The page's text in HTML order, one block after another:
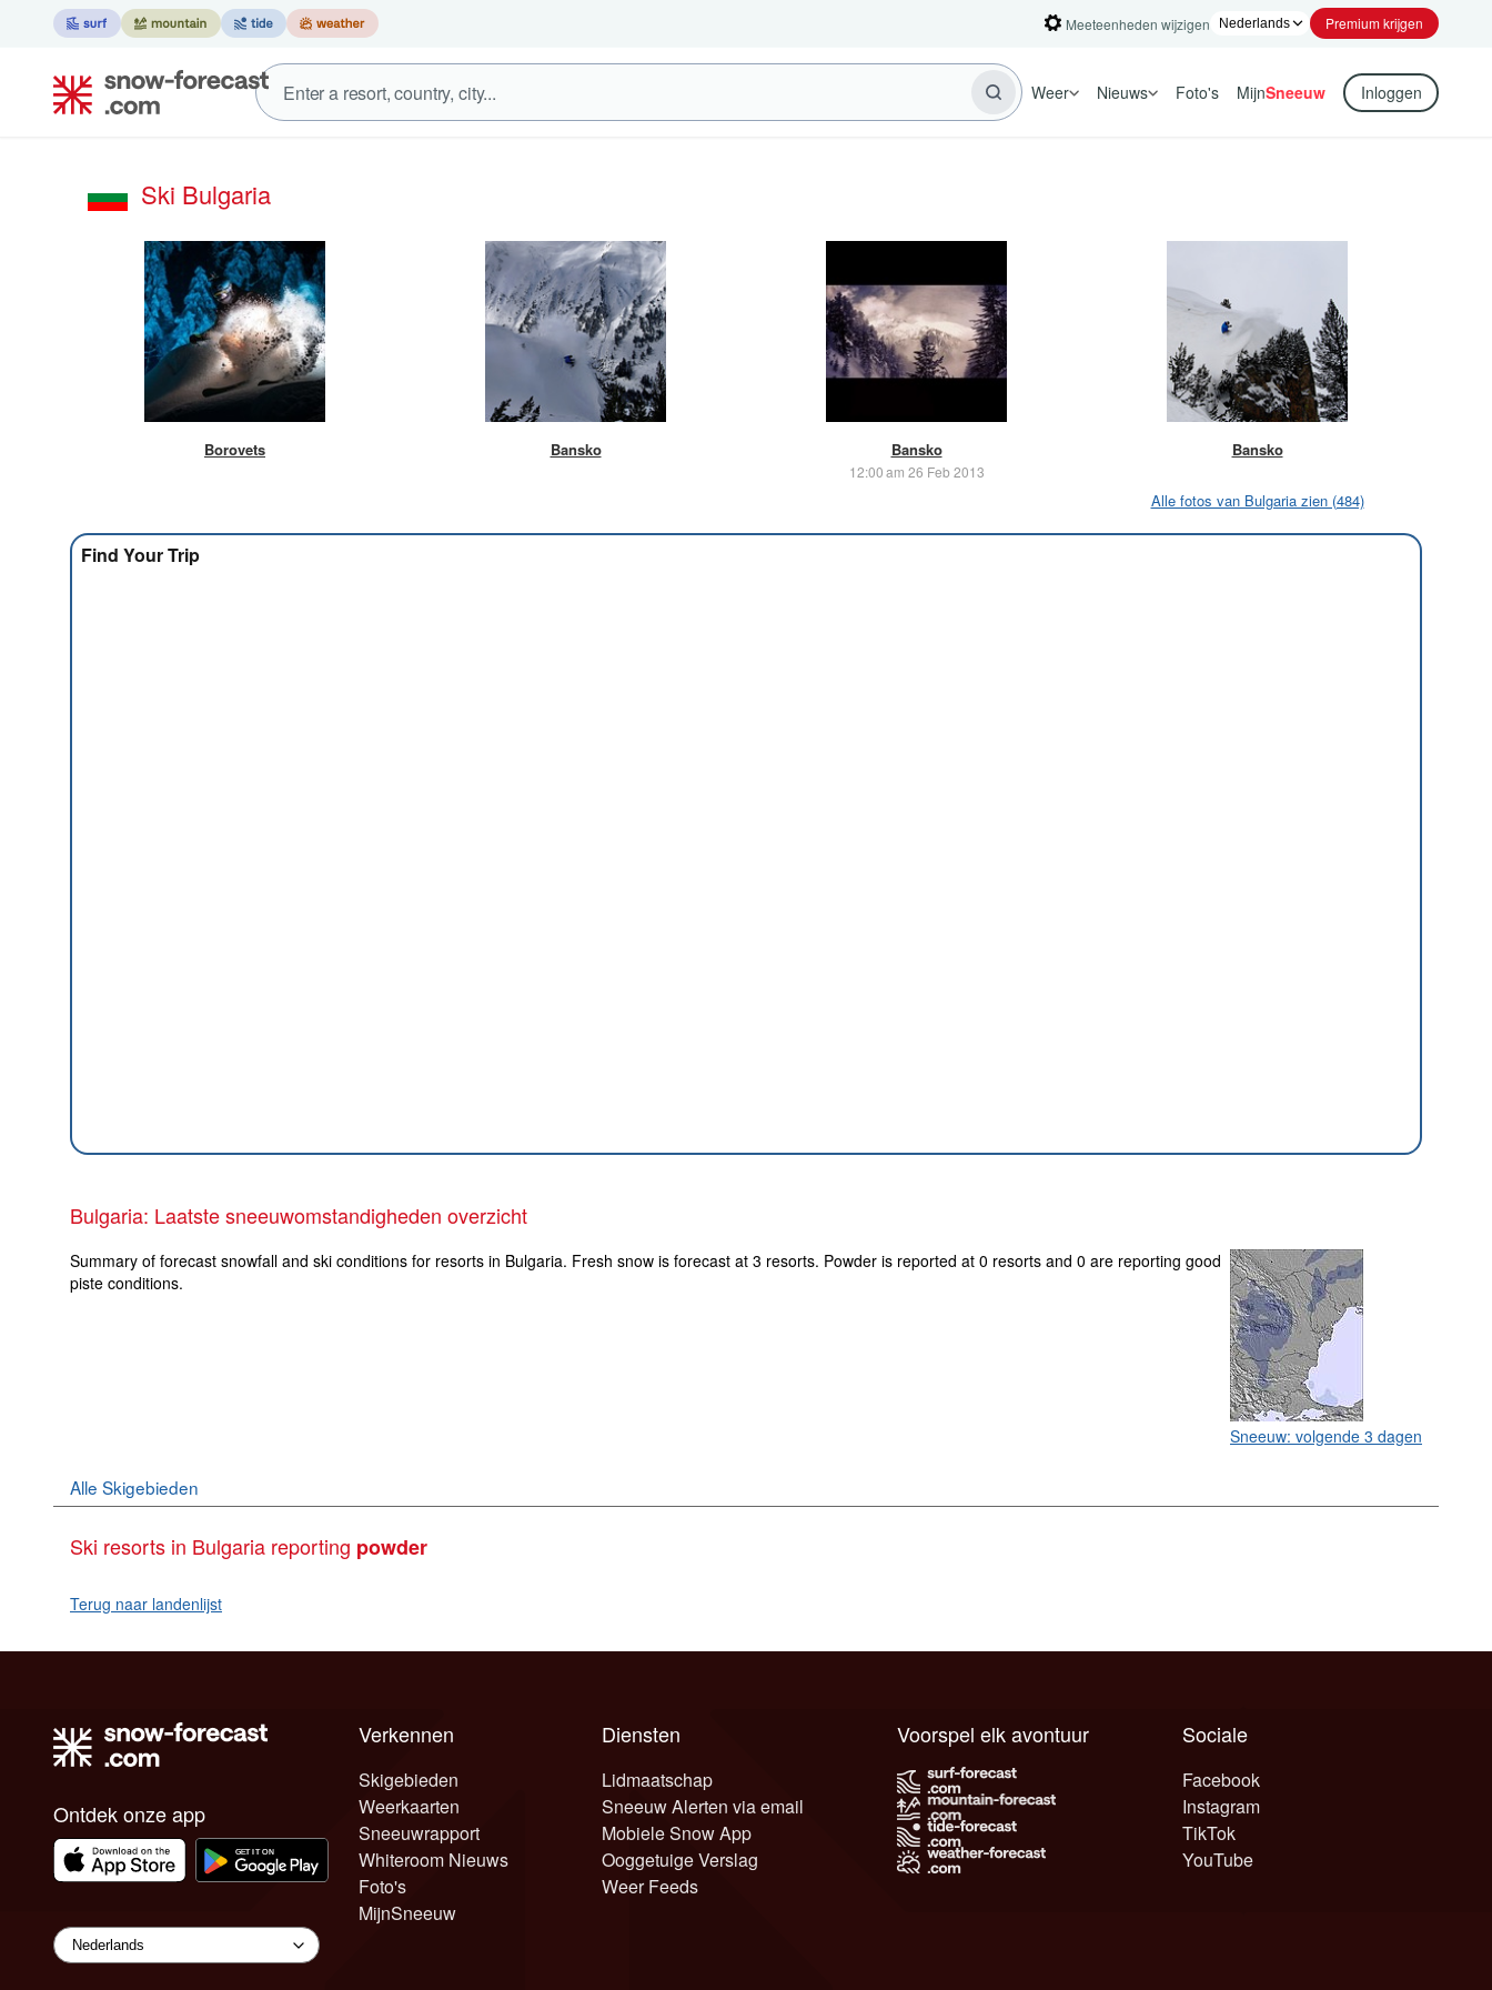
Meeteenheden wijzigen Premium krijgen
Weer Nieuws Foto's MijnSneeuw Inloggen
Ski Bulgaria
Borovets Bansko Bansko
12:00 am 26 Feb 2013
Bansko
Alle fotos van Bulgaria zien (484)
Find Your Trip
Bulgaria: Laatste sneeuwomstandigheden overzicht
Sneeuw: volgende 3 dagen
Summary of forecast snowfall and ski conditions for resorts in Bulgaria. Fresh snow is forecast at 3 resorts. Powder is reported at 0 resorts and 0 are reporting good
piste conditions.
Alle Skigebieden
Ski resorts in Bulgaria reporting powder
Terug naar landenlijst
Ontdek onze app
Verkennen
Skigebieden
Weerkaarten
Sneeuwrapport
Whiteroom Nieuws
Foto's
MijnSneeuw
Diensten
Lidmaatschap
Sneeuw Alerten via email
Mobiele Snow App
Ooggetuige Verslag
Weer Feeds
Sociale
Facebook
Instagram
TikTok
YouTube
Voorspel elk avontuur